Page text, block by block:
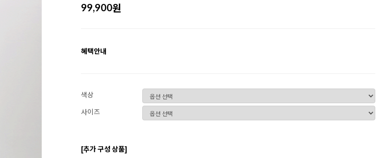
99,900원
혜택안내
색상
사이즈
[추가 구성 상품]